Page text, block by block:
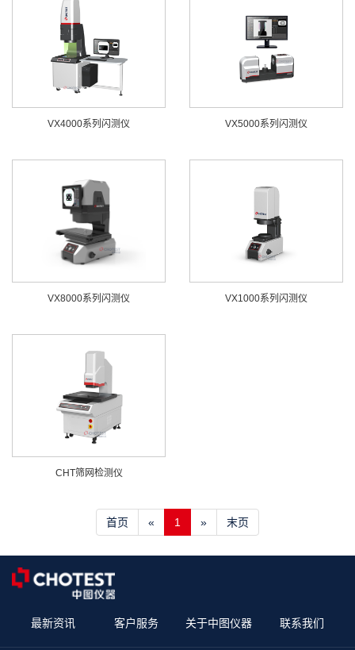
VX4000系列闪测仪 VX5000系列闪测仪
VX8000系列闪测仪 VX1000系列闪测仪
CHT筛网检测仪
首页 « 1 » 末页
最新资讯 客户服务 关于中图仪器 联系我们